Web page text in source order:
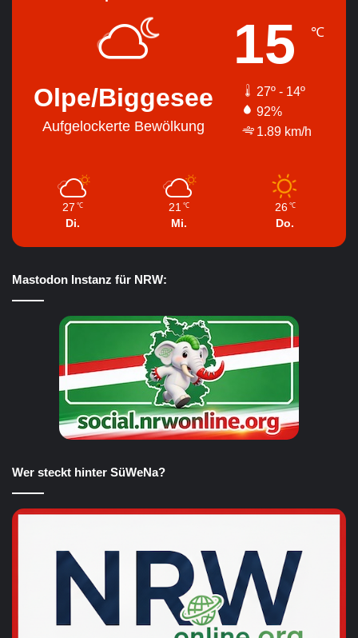
Olpe/Biggesee
Aufgelockerte Bewölkung
15 ℃
27º - 14º
92%
1.89 km/h
27 ℃
Di.
21 ℃
Mi.
26 ℃
Do.
Mastodon Instanz für NRW:
Wer steckt hinter SüWeNa?